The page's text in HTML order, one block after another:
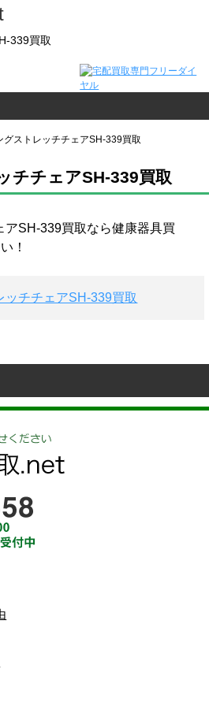
339買取
グストレッチチェアSH-339買取
チチェアSH-339買取
アSH-339買取なら健康器具買
！
ッチチェアSH-339買取